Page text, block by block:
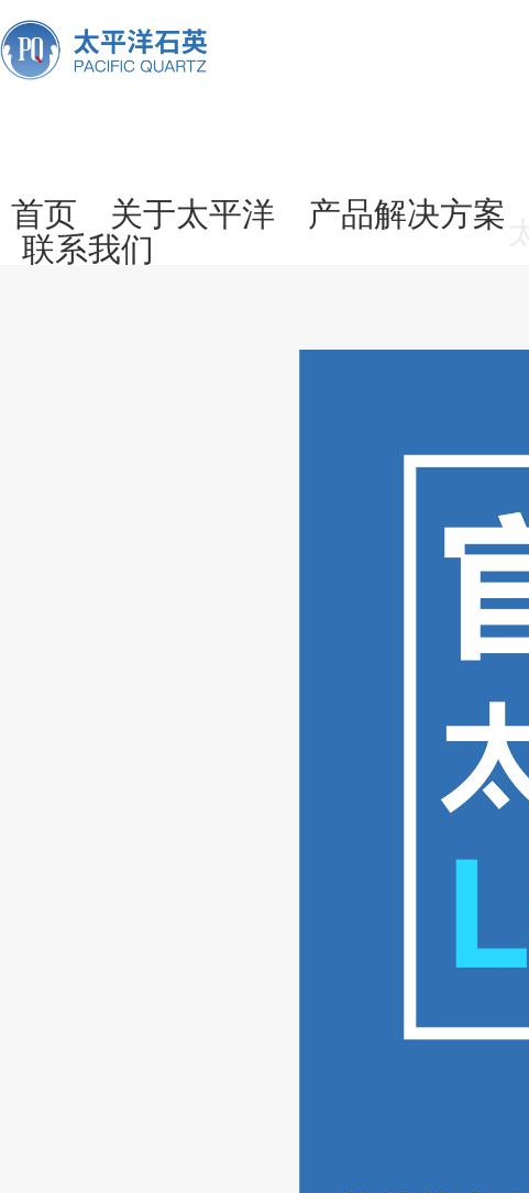
首页 关于太平洋 产品解决方案
联系我们